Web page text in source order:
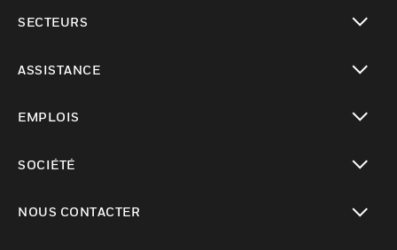
SECTEURS
ASSISTANCE
EMPLOIS
SOCIÉTÉ
NOUS CONTACTER